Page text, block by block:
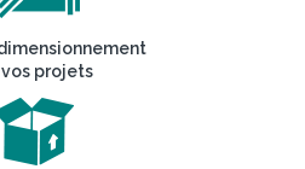
projets